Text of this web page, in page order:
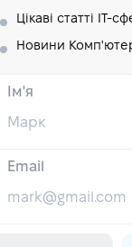
Цікаві статті IT-
Новини
Iм'я
Email